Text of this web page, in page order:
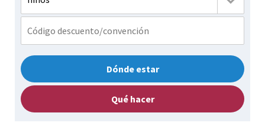
Dónde estar
Qué hacer